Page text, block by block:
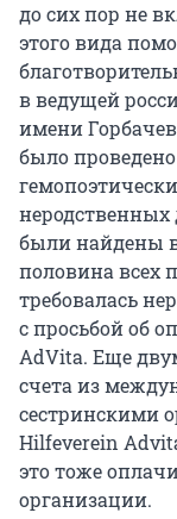
до сих пор не
этого вида
в ведущей
имени
было
неродственных
были найдены
половина всех
требовалась
с просьбой об
AdVita. Еще
счета из
сестринскими
Hilfeverein
это тоже
организации.